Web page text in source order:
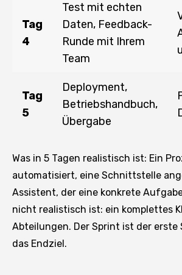
Tag
4
Test mit echten
Daten, Feedback-
Runde mit Ihrem
Team
Tag
5
Deployment,
Betriebshandbuch,
Übergabe
Was in 5 Tagen realistisch ist: Ein
automatisiert, eine Schnittstelle
Assistent, der eine konkrete
nicht realistisch ist: ein komplettes
Abteilungen. Der Sprint ist der
das Endziel.